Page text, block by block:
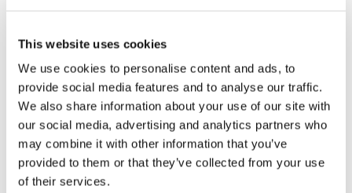
This website uses cookies
We use cookies to personalise content and ads, to
provide social media features and to analyse our traffic.
We also share information about your use of our site with
our social media, advertising and analytics partners who
may combine it with other information that you’ve
provided to them or that they’ve collected from your use
of their services.
Lägg till i varukorg
Rotor, komplett med slagor
OR80013456G
35 730kr (ex. moms)
Grön truckknapp
A00220
530kr (ex. moms)